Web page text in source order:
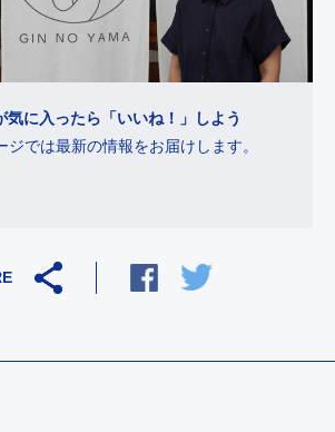
気に入ったら「いいね！」しよう
ジでは最新の情報をお届けします。